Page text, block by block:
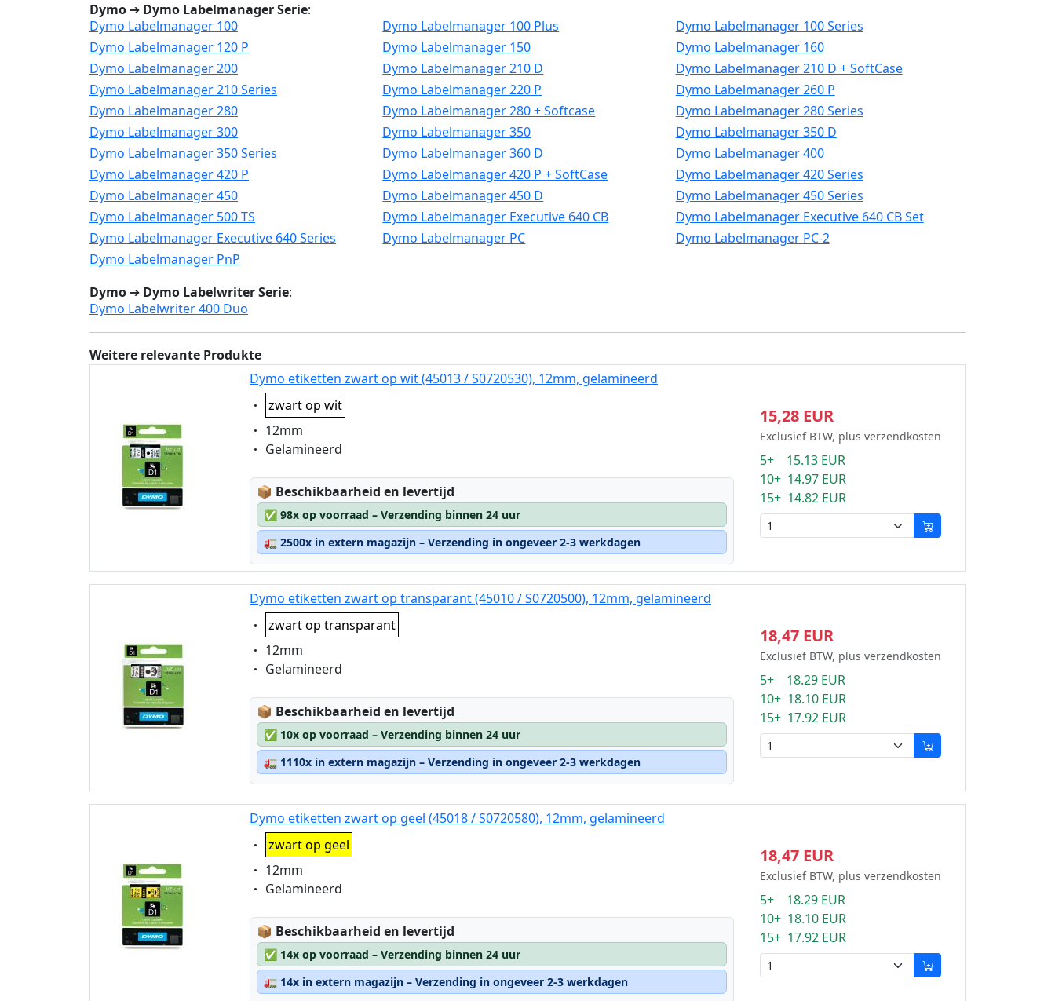
Dymo ➔ Dymo Labelmanager Serie:
Dymo Labelmanager 100
Dymo Labelmanager 100 Plus
Dymo Labelmanager 100 Series
Dymo Labelmanager 120 P
Dymo Labelmanager 150
Dymo Labelmanager 160
Dymo Labelmanager 200
Dymo Labelmanager 210 D
Dymo Labelmanager 210 D + SoftCase
Dymo Labelmanager 210 Series
Dymo Labelmanager 220 P
Dymo Labelmanager 260 P
Dymo Labelmanager 280
Dymo Labelmanager 280 + Softcase
Dymo Labelmanager 280 Series
Dymo Labelmanager 300
Dymo Labelmanager 350
Dymo Labelmanager 350 D
Dymo Labelmanager 350 Series
Dymo Labelmanager 360 D
Dymo Labelmanager 400
Dymo Labelmanager 420 P
Dymo Labelmanager 420 P + SoftCase
Dymo Labelmanager 420 Series
Dymo Labelmanager 450
Dymo Labelmanager 450 D
Dymo Labelmanager 450 Series
Dymo Labelmanager 500 TS
Dymo Labelmanager Executive 640 CB
Dymo Labelmanager Executive 640 CB Set
Dymo Labelmanager Executive 640 Series
Dymo Labelmanager PC
Dymo Labelmanager PC-2
Dymo Labelmanager PnP
Dymo ➔ Dymo Labelwriter Serie:
Dymo Labelwriter 400 Duo
Weitere relevante Produkte
Dymo etiketten zwart op wit (45013 / S0720530), 12mm, gelamineerd
Eigenschaft:
zwart op wit
Eigenschaft:
12mm
Eigenschaft:
Gelamineerd
📦 Lagerstatus:
Beschikbaarheid en levertijd
✅ 98x op voorraad – Verzending binnen 24 uur
🚛 2500x in extern magazijn – Verzending in ongeveer 2-3 werkdagen
15,28 EUR
Exclusief BTW, plus verzendkosten
5+ 15.13 EUR
10+ 14.97 EUR
15+ 14.82 EUR
Dymo etiketten zwart op transparant (45010 / S0720500), 12mm, gelamineerd
Eigenschaft:
zwart op transparant
Eigenschaft:
12mm
Eigenschaft:
Gelamineerd
📦 Lagerstatus:
Beschikbaarheid en levertijd
✅ 10x op voorraad – Verzending binnen 24 uur
🚛 1110x in extern magazijn – Verzending in ongeveer 2-3 werkdagen
18,47 EUR
Exclusief BTW, plus verzendkosten
5+ 18.29 EUR
10+ 18.10 EUR
15+ 17.92 EUR
Dymo etiketten zwart op geel (45018 / S0720580), 12mm, gelamineerd
Eigenschaft:
zwart op geel
Eigenschaft:
12mm
Eigenschaft:
Gelamineerd
📦 Lagerstatus:
Beschikbaarheid en levertijd
✅ 14x op voorraad – Verzending binnen 24 uur
🚛 14x in extern magazijn – Verzending in ongeveer 2-3 werkdagen
18,47 EUR
Exclusief BTW, plus verzendkosten
5+ 18.29 EUR
10+ 18.10 EUR
15+ 17.92 EUR